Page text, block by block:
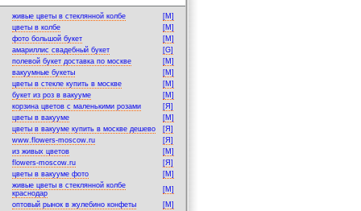
живые цветы в стеклянной колбе
[M]
цветы в колбе
[M]
фото большой букет
[M]
амариллис свадебный букет
[G]
полевой букет доставка по москве
[M]
вакуумные букеты
[M]
цветы в стекле купить в москве
[M]
букет из роз в вакууме
[M]
корзина цветов с маленькими розами
[Я]
цветы в вакууме
[M]
цветы в вакууме купить в москве дешево
[Я]
www.flowers-moscow.ru
[Я]
из живых цветов
[M]
flowers-moscow.ru
[Я]
цветы в вакууме фото
[M]
живые цветы в стеклянной колбе
краснодар
[M]
оптовый рынок в жулебино конфеты
[M]